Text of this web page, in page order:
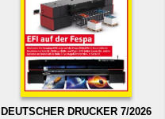
DEUTSCHER DRUCKER 7/2026